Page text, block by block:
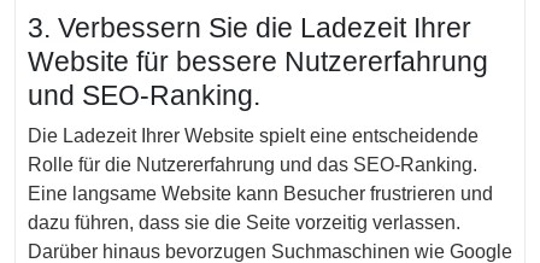
3. Verbessern Sie die Ladezeit Ihrer
Website für bessere Nutzererfahrung
und SEO-Ranking.
Die Ladezeit Ihrer Website spielt eine entscheidende
Rolle für die Nutzererfahrung und das SEO-Ranking.
Eine langsame Website kann Besucher frustrieren und
dazu führen, dass sie die Seite vorzeitig verlassen.
Darüber hinaus bevorzugen Suchmaschinen wie Google